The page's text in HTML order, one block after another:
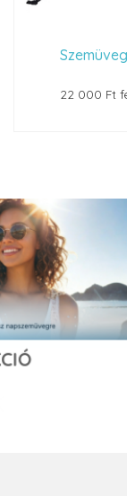
Szemüvegtok
22 000 Ft felett